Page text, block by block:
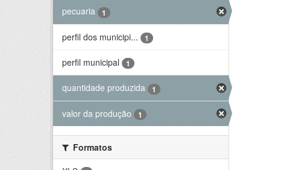
pecuaria 1
perfil dos municipi... 1
perfil municipal 1
quantidade produzida 1
valor da produção 1
Formatos